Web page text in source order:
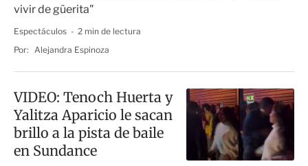
vivir de güerita"
Espectáculos
2 min de lectura
Por: Alejandra Espinoza
VIDEO: Tenoch Huerta y
Yalitza Aparicio le sacan
brillo a la pista de baile
en Sundance